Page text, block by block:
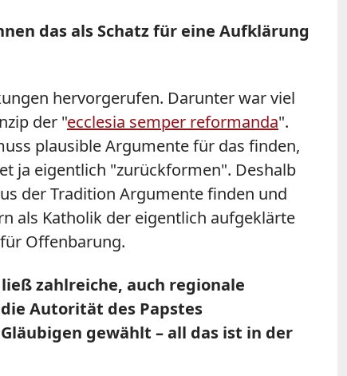
das als Schatz für eine Aufklärung
hervorgerufen. Darunter war viel
der "ecclesia semper reformanda".
plausible Argumente für das finden,
ja eigentlich "zurückformen". Deshalb
der Tradition Argumente finden und
als Katholik der eigentlich aufgeklärte
Offenbarung.
ließ zahlreiche, auch regionale
Autorität des Papstes
gewählt – all das ist in der